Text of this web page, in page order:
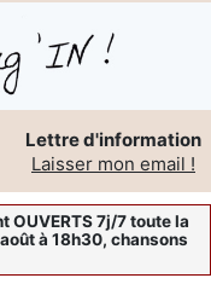
Lettre d'information
Laisser mon email !
7j/7 toute la
à 18h30, chansons